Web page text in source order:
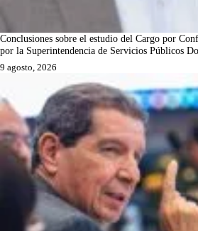
Conclusiones sobre el estudio del Cargo por
por la Superintendencia de Servicios Públicos
9 agosto, 2026